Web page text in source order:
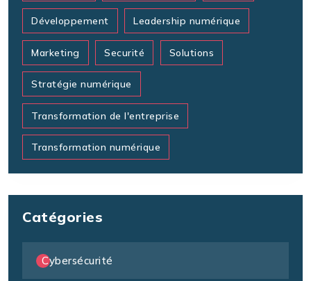
Développement Leadership numérique
Marketing Securité Solutions
Stratégie numérique
Transformation de l'entreprise
Transformation numérique
Catégories
Cybersécurité